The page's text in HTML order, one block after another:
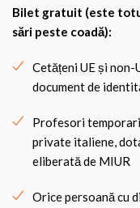
Bilet gratuit (este
sări peste coadă):
Cetățeni UE și non-
document de
Profesori
private italiene,
eliberată de MIUR
Orice persoană cu